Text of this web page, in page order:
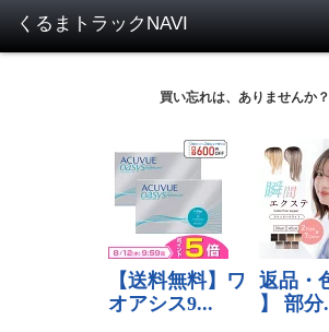
買い忘れは、ありませんか？